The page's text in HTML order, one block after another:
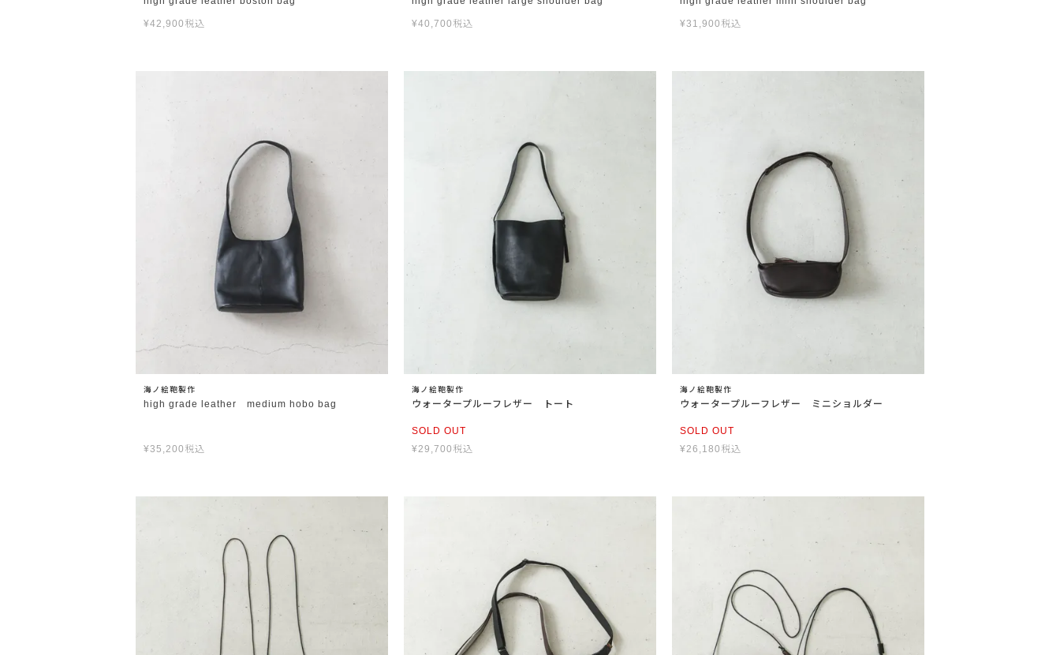
¥42,900 税込 ¥40,700 税込 ¥31,900 税込
海ノ絵鞄製作
high grade leather medium hobo bag
¥35,200 税込
海ノ絵鞄製作
ウォータープルーフレザー トート
SOLD OUT
¥29,700 税込
海ノ絵鞄製作
ウォータープルーフレザー ミニショルダー
SOLD OUT
¥26,180 税込